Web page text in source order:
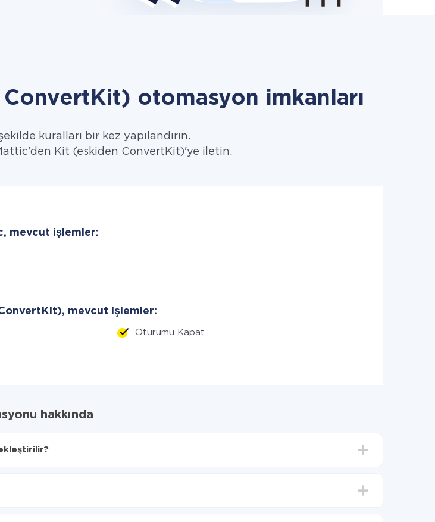
otomasyon imkanları
kuralları bir kez yapılandırın.
Kit (eskiden ConvertKit)'ye iletin.
mevcut işlemler:
ConvertKit), mevcut işlemler:
Oturumu Kapat
hakkında